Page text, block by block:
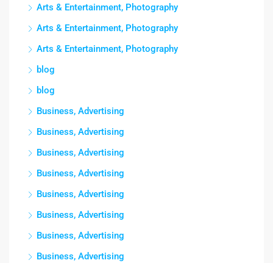
Arts & Entertainment, Photography
Arts & Entertainment, Photography
Arts & Entertainment, Photography
blog
blog
Business, Advertising
Business, Advertising
Business, Advertising
Business, Advertising
Business, Advertising
Business, Advertising
Business, Advertising
Business, Advertising